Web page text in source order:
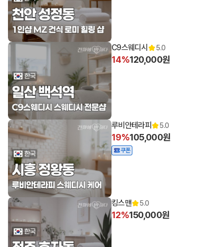
C9스웨디시 5.0
14%120,000원
루비안테라피 5.0
19%105,000원
쿠폰
킹스맨 5.0
12%150,000원